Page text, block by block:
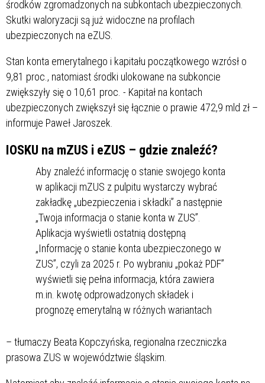
środków zgromadzonych na subkontach ubezpieczonych.
Skutki waloryzacji są już widoczne na profilach
ubezpieczonych na eZUS.
Stan konta emerytalnego i kapitału początkowego wzrósł o
9,81 proc., natomiast środki ulokowane na subkoncie
zwiększyły się o 10,61 proc. - Kapitał na kontach
ubezpieczonych zwiększył się łącznie o prawie 472,9 mld zł –
informuje Paweł Jaroszek.
IOSKU na mZUS i eZUS – gdzie znaleźć?
Aby znaleźć informację o stanie swojego konta
w aplikacji mZUS z pulpitu wystarczy wybrać
zakładkę „ubezpieczenia i składki” a następnie
„Twoja informacja o stanie konta w ZUS”.
Aplikacja wyświetli ostatnią dostępną
„Informację o stanie konta ubezpieczonego w
ZUS”, czyli za 2025 r. Po wybraniu „pokaż PDF”
wyświetli się pełna informacja, która zawiera
m.in. kwotę odprowadzonych składek i
prognozę emerytalną w różnych wariantach
– tłumaczy Beata Kopczyńska, regionalna rzeczniczka
prasowa ZUS w województwie śląskim.